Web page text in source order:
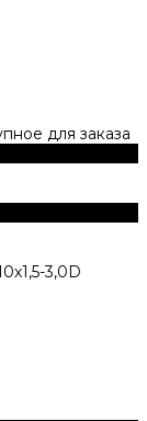
для заказа
3,0D